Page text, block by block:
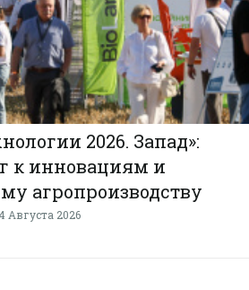
2026. Запад»:
к инновациям и
агропроизводству
Августа 2026